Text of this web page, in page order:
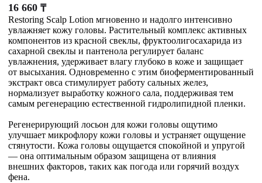
16 660 ₸
Restoring Scalp Lotion мгновенно и надолго интенсивно
увлажняет кожу головы. Растительный комплекс активных
компонентов из красной свеклы, фруктоолигосахарида из
сахарной свеклы и пантенола регулирует баланс
увлажнения, удерживает влагу глубоко в коже и защищает
от высыхания. Одновременно с этим биоферментированный
экстракт овса стимулирует работу сальных желез,
нормализует выработку кожного сала, поддерживая тем
самым регенерацию естественной гидролипидной пленки.
Регенерирующий лосьон для кожи головы ощутимо
улучшает микрофлору кожи головы и устраняет ощущение
стянутости. Кожа головы ощущается спокойной и упругой
— она оптимальным образом защищена от влияния
внешних факторов, таких как погода или горячий воздух
фена.